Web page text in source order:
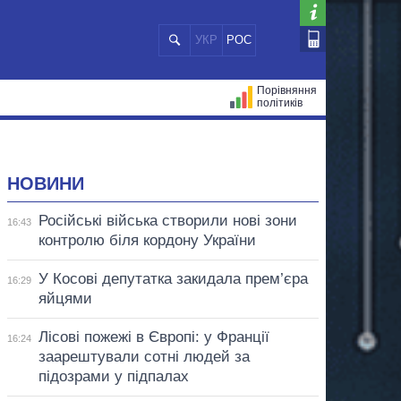
УКР РОС
Порівняння
політиків
НОВИНИ
16:43
Російські війська створили нові зони
контролю біля кордону України
16:29
У Косові депутатка закидала прем’єра
яйцями
16:24
Лісові пожежі в Європі: у Франції
заарештували сотні людей за
підозрами у підпалах